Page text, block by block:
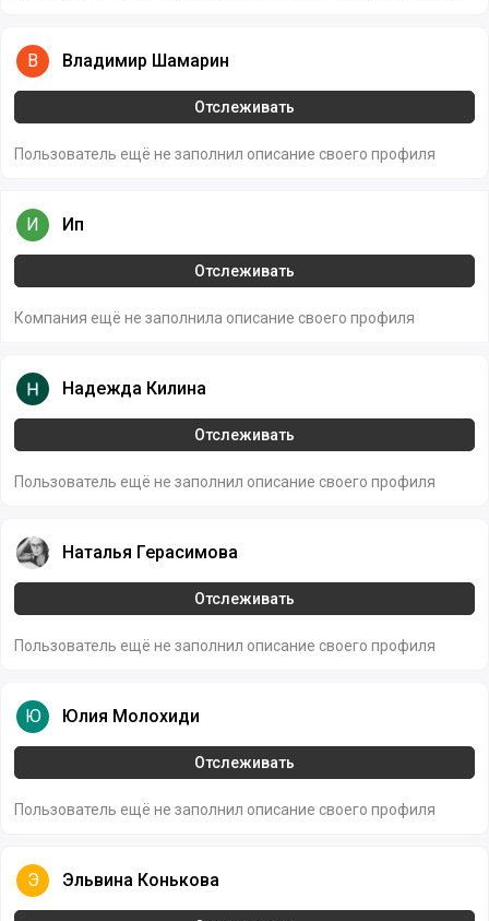
Владимир Шамарин
В Владимир Шамарин
Отслеживать
Пользователь ещё не заполнил описание своего профиля
Ип
И Ип
Отслеживать
Компания ещё не заполнила описание своего профиля
Надежда Килина
Надежда Килина
Отслеживать
Пользователь ещё не заполнил описание своего профиля
Наталья Герасимова
Наталья Герасимова
Отслеживать
Пользователь ещё не заполнил описание своего профиля
Юлия Молохиди
Ю Юлия Молохиди
Отслеживать
Пользователь ещё не заполнил описание своего профиля
Эльвина Конькова
Э Эльвина Конькова